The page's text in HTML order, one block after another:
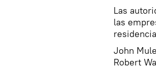
Las
las
John
Robert